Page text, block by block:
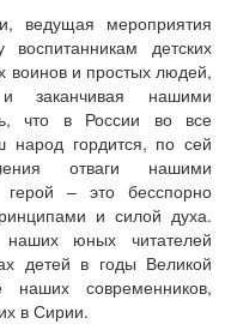
ведущая мероприятия
воспитанникам детских
воинов и простых людей,
заканчивая нашими
что в России во все
гордится, по сей
отваги нашими
герой – это бесспорно
и силой духа.
наших юных читателей
детей в годы Великой
наших современников,
в Сирии.